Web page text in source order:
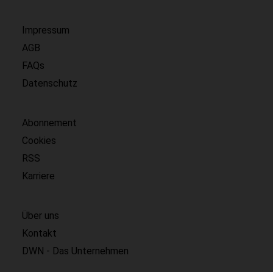
Impressum
AGB
FAQs
Datenschutz
Abonnement
Cookies
RSS
Karriere
Über uns
Kontakt
DWN - Das Unternehmen